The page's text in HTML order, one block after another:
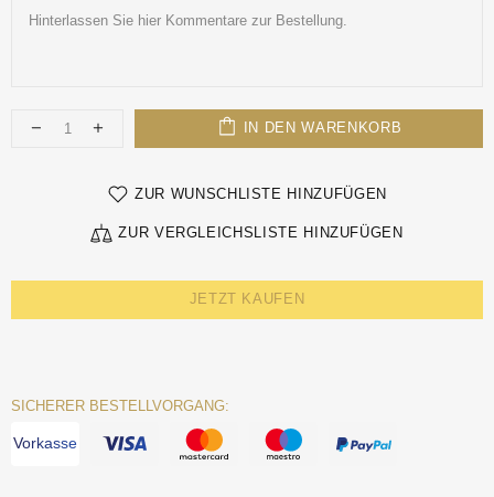
IN DEN WARENKORB
ZUR WUNSCHLISTE HINZUFÜGEN
ZUR VERGLEICHSLISTE HINZUFÜGEN
JETZT KAUFEN
SICHERER BESTELLVORGANG:
Vorkasse